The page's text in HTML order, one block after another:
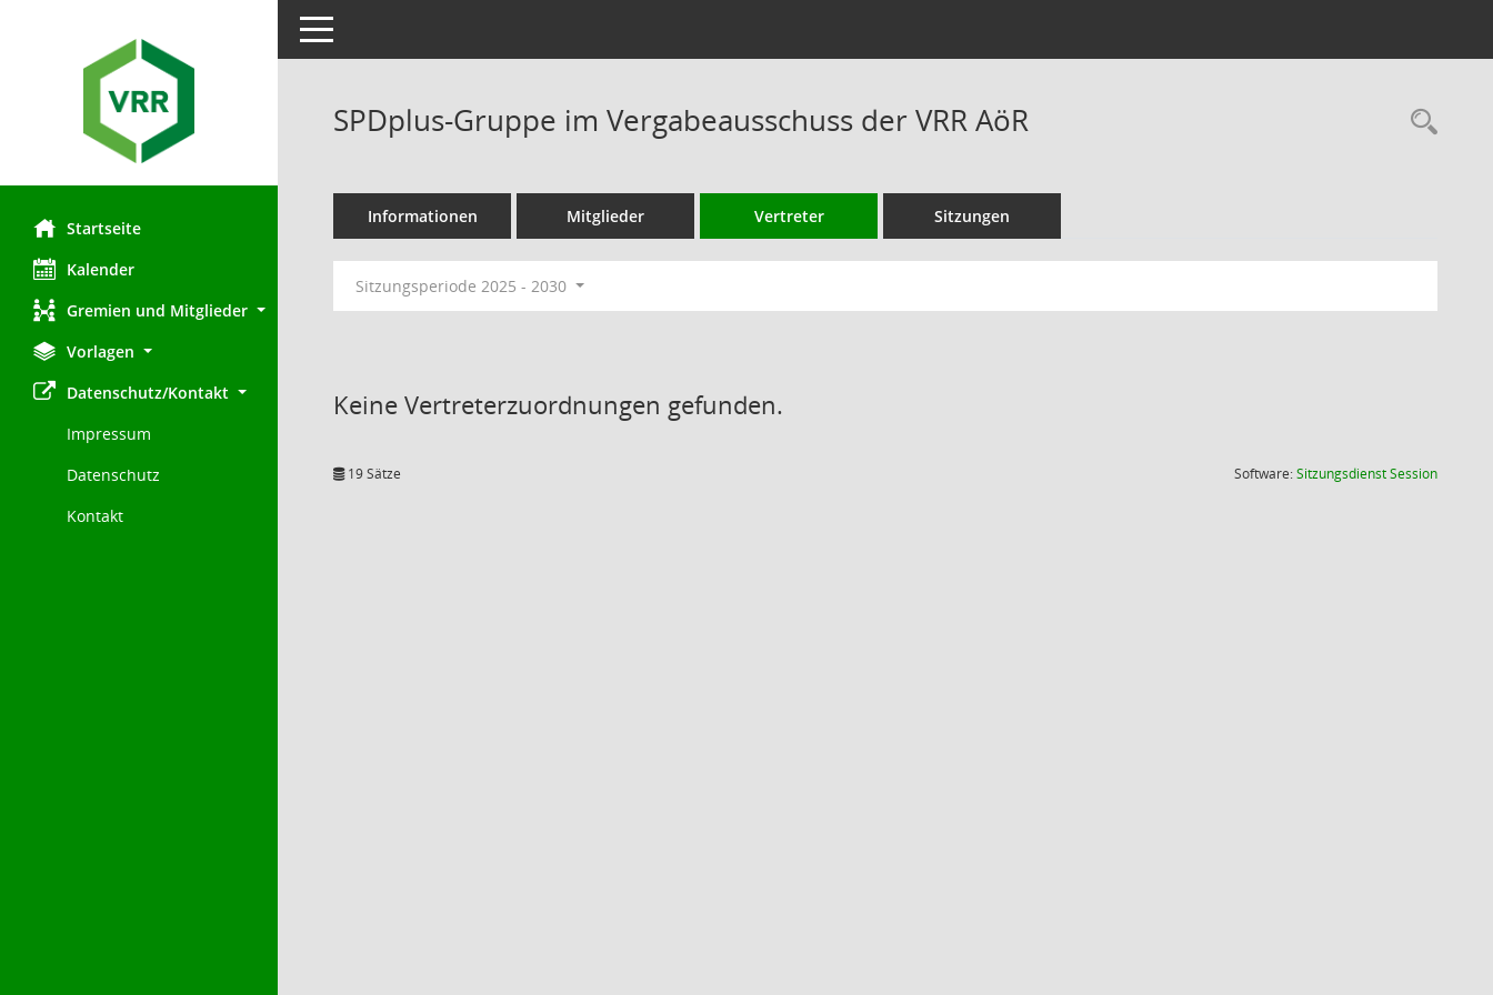
Startseite
Kalender
Gremien und Mitglieder
Vorlagen
Datenschutz/Kontakt
Impressum
Datenschutz
Kontakt
Toggle navigation
SPDplus-Gruppe im Vergabeausschuss der VRR AöR
Informationen Mitglieder Vertreter Sitzungen
Sitzungsperiode 2025 - 2030
Keine Vertreterzuordnungen gefunden.
19 Sätze Software:SitzungsdienstSession(Wird in